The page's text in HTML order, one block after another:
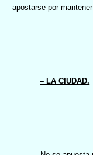
apostarse por
– LA CIUDAD.